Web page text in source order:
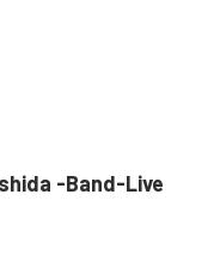
-Band-Live